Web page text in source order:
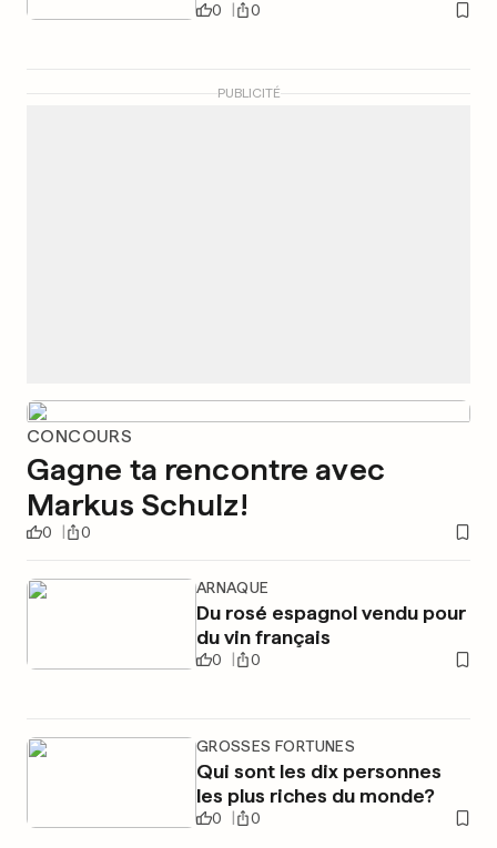
0 0
PUBLICITÉ
CONCOURS
Gagne ta rencontre avec
Markus Schulz!
0 0
ARNAQUE
Du rosé espagnol vendu pour
du vin français
0 0
GROSSES FORTUNES
Qui sont les dix personnes
les plus riches du monde?
0 0